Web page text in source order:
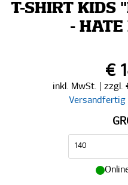
T-SHIRT KIDS
- HATE
€
inkl. MwSt. | zzgl.
Versandfertig